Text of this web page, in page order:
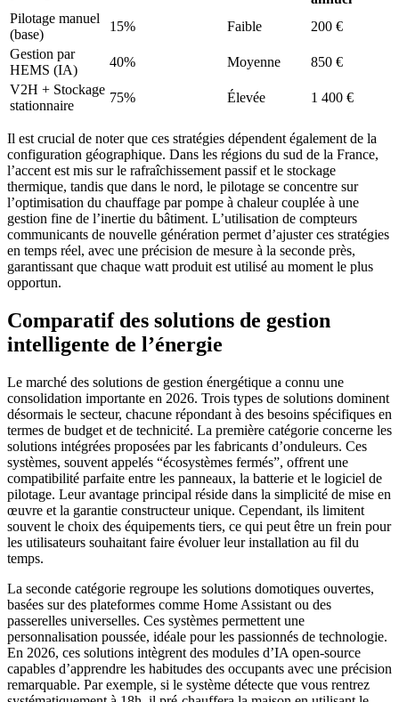
Pilotage manuel
(base)
15% Faible
200 €
Gestion par
HEMS (IA)
40% Moyenne
850 €
V2H + Stockage
stationnaire
75% Élevée 1 400 €
Il est crucial de noter que ces stratégies dépendent également de la
configuration géographique. Dans les régions du sud de la France,
l’accent est mis sur le rafraîchissement passif et le stockage
thermique, tandis que dans le nord, le pilotage se concentre sur
l’optimisation du chauffage par pompe à chaleur couplée à une
gestion fine de l’inertie du bâtiment. L’utilisation de compteurs
communicants de nouvelle génération permet d’ajuster ces stratégies
en temps réel, avec une précision de mesure à la seconde près,
garantissant que chaque watt produit est utilisé au moment le plus
opportun.
Comparatif des solutions de gestion
intelligente de l’énergie
Le marché des solutions de gestion énergétique a connu une
consolidation importante en 2026. Trois types de solutions dominent
désormais le secteur, chacune répondant à des besoins spécifiques en
termes de budget et de technicité. La première catégorie concerne les
solutions intégrées proposées par les fabricants d’onduleurs. Ces
systèmes, souvent appelés “écosystèmes fermés”, offrent une
compatibilité parfaite entre les panneaux, la batterie et le logiciel de
pilotage. Leur avantage principal réside dans la simplicité de mise en
œuvre et la garantie constructeur unique. Cependant, ils limitent
souvent le choix des équipements tiers, ce qui peut être un frein pour
les utilisateurs souhaitant faire évoluer leur installation au fil du
temps.
La seconde catégorie regroupe les solutions domotiques ouvertes,
basées sur des plateformes comme Home Assistant ou des
passerelles universelles. Ces systèmes permettent une
personnalisation poussée, idéale pour les passionnés de technologie.
En 2026, ces solutions intègrent des modules d’IA open-source
capables d’apprendre les habitudes des occupants avec une précision
remarquable. Par exemple, si le système détecte que vous rentrez